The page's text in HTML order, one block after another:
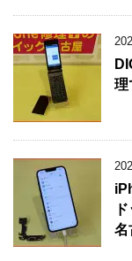
理
名